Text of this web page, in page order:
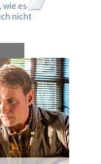
wie es
nicht